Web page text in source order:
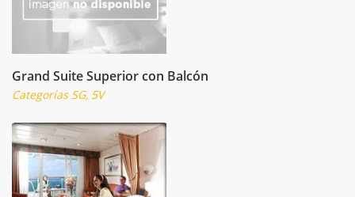
Grand Suite Superior con Balcón
Categorías SG, 5V